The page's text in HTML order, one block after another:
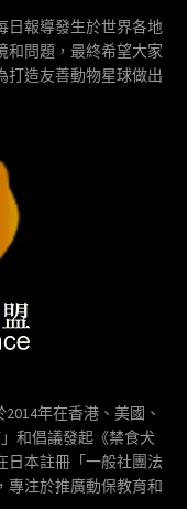
日報導發生於世界各地
和問題，最終希望大家
打造友善動物星球做出
2014年在香港、美國、
和倡議發起《禁食犬
日本註冊「一般社團法
專注於推廣動保教育和